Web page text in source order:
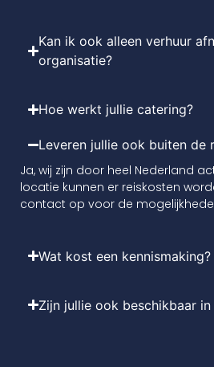
Kan ik ook alleen verhuur
organisatie?
Hoe werkt jullie catering?
Leveren jullie ook buiten de
Ja, wij zijn door heel Nederland
locatie kunnen er reiskosten
contact op voor de
Wat kost een kennismaking?
Zijn jullie ook beschikbaar